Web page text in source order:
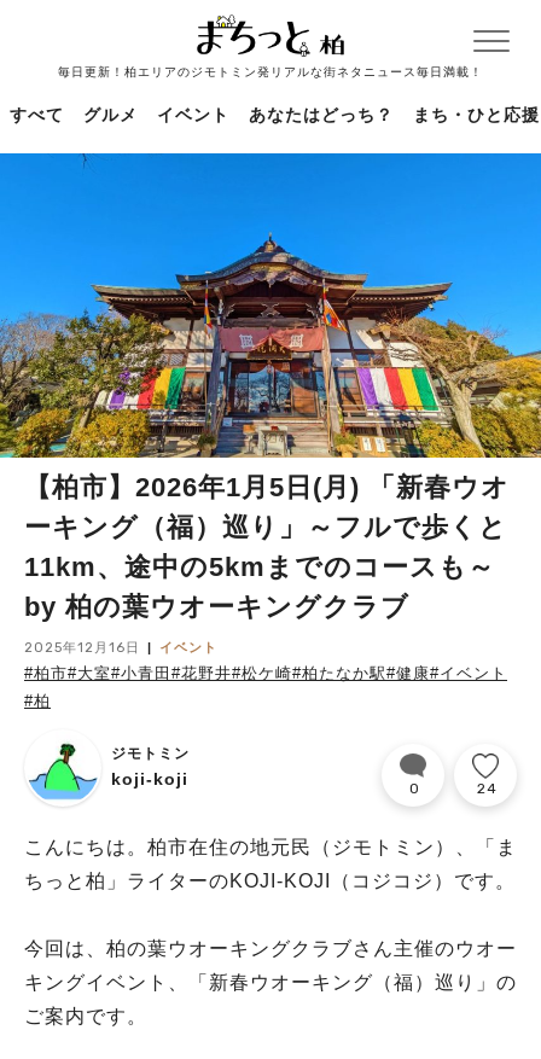
毎日更新！柏エリアのジモトミン発リアルな街ネタニュース毎日満載！
すべて グルメ イベント あなたはどっち？ まち・ひと応援
【柏市】2026年1月5日(月) 「新春ウオ
ーキング（福）巡り」～フルで歩くと
11km、途中の5kmまでのコースも～
by 柏の葉ウオーキングクラブ
2025年12月16日 イベント
#柏市#大室#小青田 #花野井#松ケ崎#柏たなか駅#健康#イベント
#柏
ジモトミン
koji-koji 0 24
こんにちは。柏市在住の地元民（ジモトミン）、「ま
ちっと柏」ライターのKOJI-KOJI（コジコジ）です。
今回は、柏の葉ウオーキングクラブさん主催のウオー
キングイベント、「新春ウオーキング（福）巡り」の
ご案内です。